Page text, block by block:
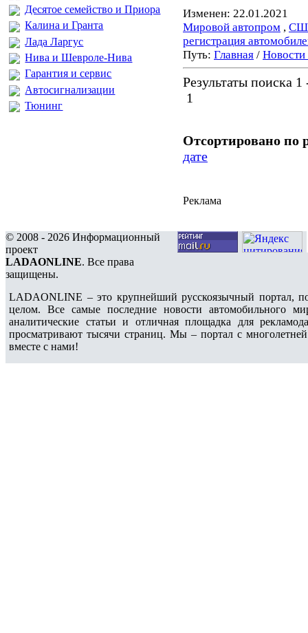
Десятое семейство и Приора
Калина и Гранта
Лада Ларгус
Нива и Шевроле-Нива
Гарантия и сервис
Автосигнализации
Тюнинг
Изменен: 22.01.2021
Мировой автопром ,
регистрация
Путь: Главная /
Результаты поиска 1
1
Отсортировано по
дате
Реклама
© 2008 - 2026 Информационный
проект
LADAONLINE. Все права
защищены.
LADAONLINE – это крупнейший русскоязычный портал,
целом. Все самые последние новости автомобильного
аналитические статьи и отличная площадка для
просматривают тысячи страниц. Мы – портал с
вместе с нами!